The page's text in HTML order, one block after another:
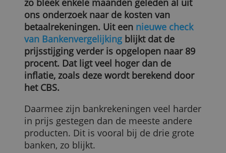
Een gewone Nederlandse betaalrekening
bij een van de grote banken werd in drie
jaar tijd gemiddeld 83 procent duurder,
zo bleek enkele maanden geleden al uit
ons onderzoek naar de kosten van
betaalrekeningen. Uit eennieuwe check
van Bankenvergelijking
prijsstijging verder is opgelopen naar 89
procent. Dat ligt veel hoger dan de
inflatie, zoals deze wordt berekend door
het CBS.